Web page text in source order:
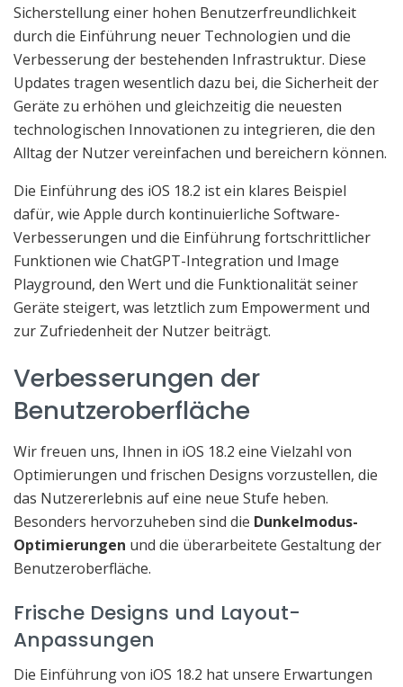
Sicherstellung einer hohen Benutzerfreundlichkeit
durch die Einführung neuer Technologien und die
Verbesserung der bestehenden Infrastruktur. Diese
Updates tragen wesentlich dazu bei, die Sicherheit der
Geräte zu erhöhen und gleichzeitig die neuesten
technologischen Innovationen zu integrieren, die den
Alltag der Nutzer vereinfachen und bereichern können.
Die Einführung des iOS 18.2 ist ein klares Beispiel
dafür, wie Apple durch kontinuierliche Software-
Verbesserungen und die Einführung fortschrittlicher
Funktionen wie ChatGPT-Integration und Image
Playground, den Wert und die Funktionalität seiner
Geräte steigert, was letztlich zum Empowerment und
zur Zufriedenheit der Nutzer beiträgt.
Verbesserungen der
Benutzeroberfläche
Wir freuen uns, Ihnen in iOS 18.2 eine Vielzahl von
Optimierungen und frischen Designs vorzustellen, die
das Nutzererlebnis auf eine neue Stufe heben.
Besonders hervorzuheben sind die Dunkelmodus-
Optimierungen und die überarbeitete Gestaltung der
Benutzeroberfläche.
Frische Designs und Layout-
Anpassungen
Die Einführung von iOS 18.2 hat unsere Erwartungen